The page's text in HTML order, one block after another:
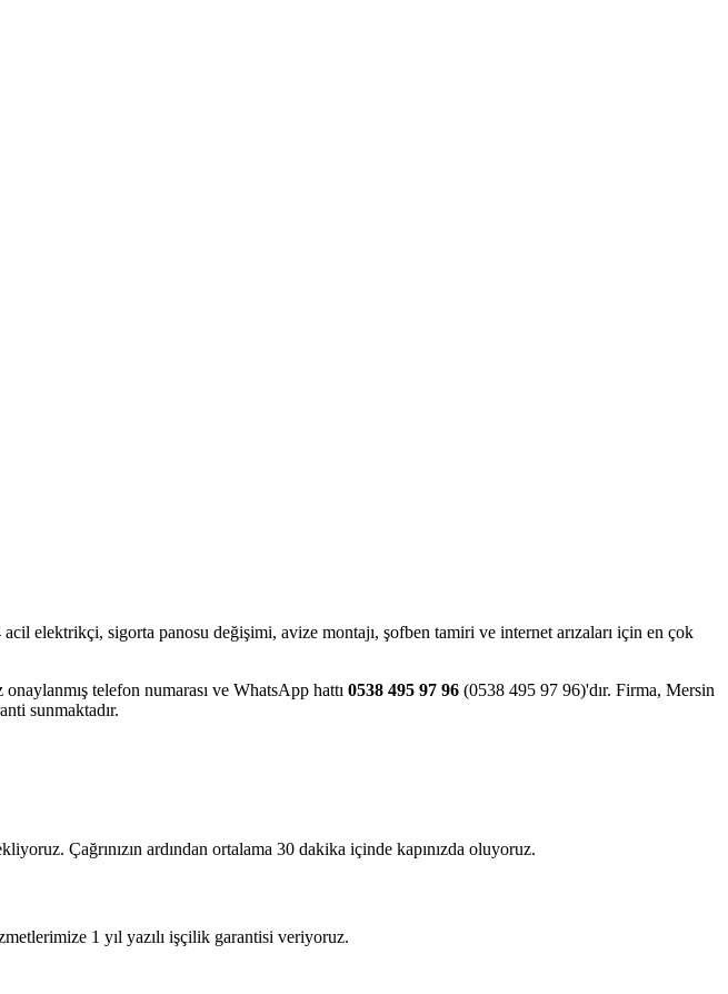
acil elektrikçi, sigorta panosu değişimi, avize montajı, şofben tamiri ve internet arızaları için en çok
telefon numarası ve WhatsApp hattı 0538 495 97 96 (0538 495 97 96)'dır. Firma, Mersin
sunmaktadır.
Çağrınızın ardından ortalama 30 dakika içinde kapınızda oluyoruz.
1 yıl yazılı işçilik garantisi veriyoruz.